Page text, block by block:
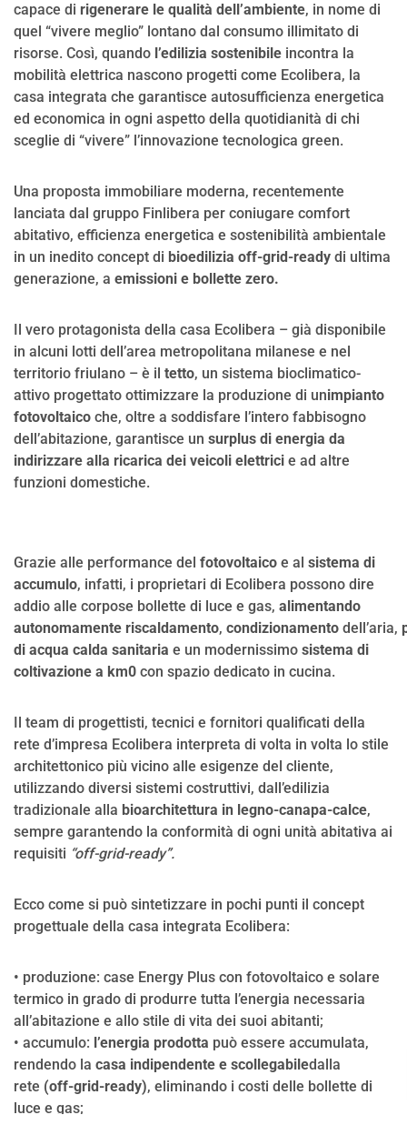
capace di rigenerare le qualità dell’ambiente, in nome di
quel “vivere meglio” lontano dal consumo illimitato di
risorse. Così, quando l’edilizia sostenibile incontra la
mobilità elettrica nascono progetti come Ecolibera, la
casa integrata che garantisce autosufficienza energetica
ed economica in ogni aspetto della quotidianità di chi
sceglie di “vivere” l’innovazione tecnologica green.
Una proposta immobiliare moderna, recentemente
lanciata dal gruppo Finlibera per coniugare comfort
abitativo, efficienza energetica e sostenibilità ambientale
in un inedito concept di bioedilizia off-grid-ready di ultima
generazione, a emissioni e bollette zero.
Il vero protagonista della casa Ecolibera – già disponibile
in alcuni lotti dell’area metropolitana milanese e nel
territorio friulano – è il tetto, un sistema bioclimatico-
attivo progettato ottimizzare la produzione di unimpianto
fotovoltaico che, oltre a soddisfare l’intero fabbisogno
dell’abitazione, garantisce un surplus di energia da
indirizzare alla ricarica dei veicoli elettrici e ad altre
funzioni domestiche.
Grazie alle performance del fotovoltaico e al sistema di
accumulo, infatti, i proprietari di Ecolibera possono dire
addio alle corpose bollette di luce e gas, alimentando
autonomamente riscaldamento, condizionamento dell’aria,
di acqua calda sanitaria e un modernissimo sistema di
coltivazione a km0 con spazio dedicato in cucina.
Il team di progettisti, tecnici e fornitori qualificati della
rete d’impresa Ecolibera interpreta di volta in volta lo stile
architettonico più vicino alle esigenze del cliente,
utilizzando diversi sistemi costruttivi, dall’edilizia
tradizionale alla bioarchitettura in legno-canapa-calce,
sempre garantendo la conformità di ogni unità abitativa ai
requisiti “off-grid-ready”.
Ecco come si può sintetizzare in pochi punti il concept
progettuale della casa integrata Ecolibera:
• produzione: case Energy Plus con fotovoltaico e solare
termico in grado di produrre tutta l’energia necessaria
all’abitazione e allo stile di vita dei suoi abitanti;
• accumulo: l’energia prodotta può essere accumulata,
rendendo la casa indipendente e scollegabiledalla
rete (off-grid-ready), eliminando i costi delle bollette di
luce e gas;